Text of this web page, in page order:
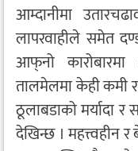
आम्दानीमा
लापरवाहीले समेत
आफ्‌नो कारोबारमा
तालमेलमा केही कमी
ठूलाबडाको मर्यादा
देखिन्छ । महत्त्वहीन